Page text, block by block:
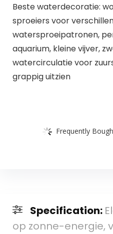
Beste waterdecoratie:
sproeiers voor
watersproeipatronen,
aquarium, kleine vijver,
watercirculatie voor
grappig uitzien
Frequently
Specification:
op zonne-energie,